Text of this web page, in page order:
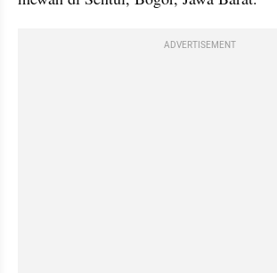
ADVERTISEMENT